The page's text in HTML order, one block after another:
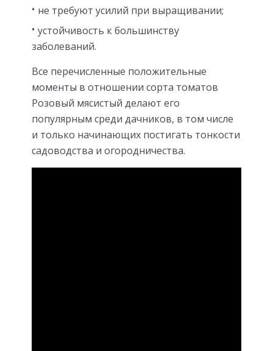
не требуют усилий при выращивании;
устойчивость к большинству
заболеваний.
Все перечисленные положительные
моменты в отношении сорта томатов
Розовый мясистый делают его
популярным среди дачников, в том числе
и только начинающих постигать тонкости
садоводства и огородничества.